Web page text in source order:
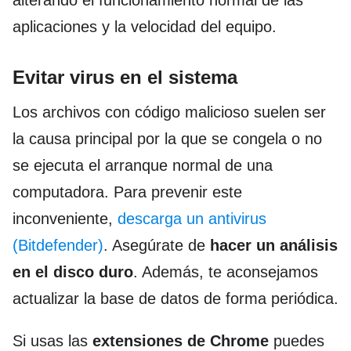
aplicaciones y la velocidad del equipo.
Evitar virus en el sistema
Los archivos con código malicioso suelen ser
la causa principal por la que se congela o no
se ejecuta el arranque normal de una
computadora. Para prevenir este
inconveniente, descarga un antivirus
(Bitdefender). Asegúrate de hacer un análisis
en el disco duro. Además, te aconsejamos
actualizar la base de datos de forma periódica.
Si usas las extensiones de Chrome puedes